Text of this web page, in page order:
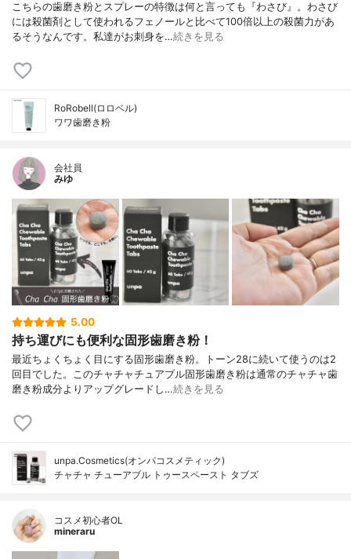
こちらの歯磨き粉とスプレーの特徴は何と言っても『わさび』。わさび
には殺菌剤として使われるフェノールと比べて100倍以上の殺菌力があ
るそうなんです。私達がお刺身を…続きを見る
RoRobell(ロロベル)
ワワ歯磨き粉
会社員
みゆ
5.00
持ち運びにも便利な固形歯磨き粉！
最近ちょくちょく目にする固形歯磨き粉。トーン28に続いて使うのは2
回目でした。このチャチャチュアブル固形歯磨き粉は通常のチャチャ歯
磨き粉成分よりアップグレードし…続きを見る
unpa.Cosmetics(オンパコスメティック)
チャチャ チューアブル トゥースペースト タブズ
コスメ初心者OL
mineraru